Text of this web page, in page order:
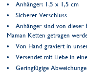
Anhänger: 1,5 x 1,5 cm
Sicherer Verschluss
Anhänger sind von dieser
Maman Ketten getragen
Von Hand graviert in
Versendet mit Liebe in
Geringfügige